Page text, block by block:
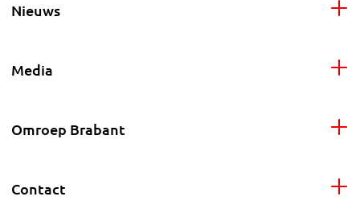
Nieuws
Media
Omroep Brabant
Contact